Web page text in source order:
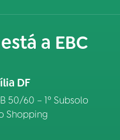
a EBC
DF
50/60 – 1º Subsolo
Shopping